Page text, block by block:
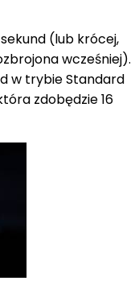
(lub krócej,
wcześniej).
w trybie Standard
zdobędzie 16